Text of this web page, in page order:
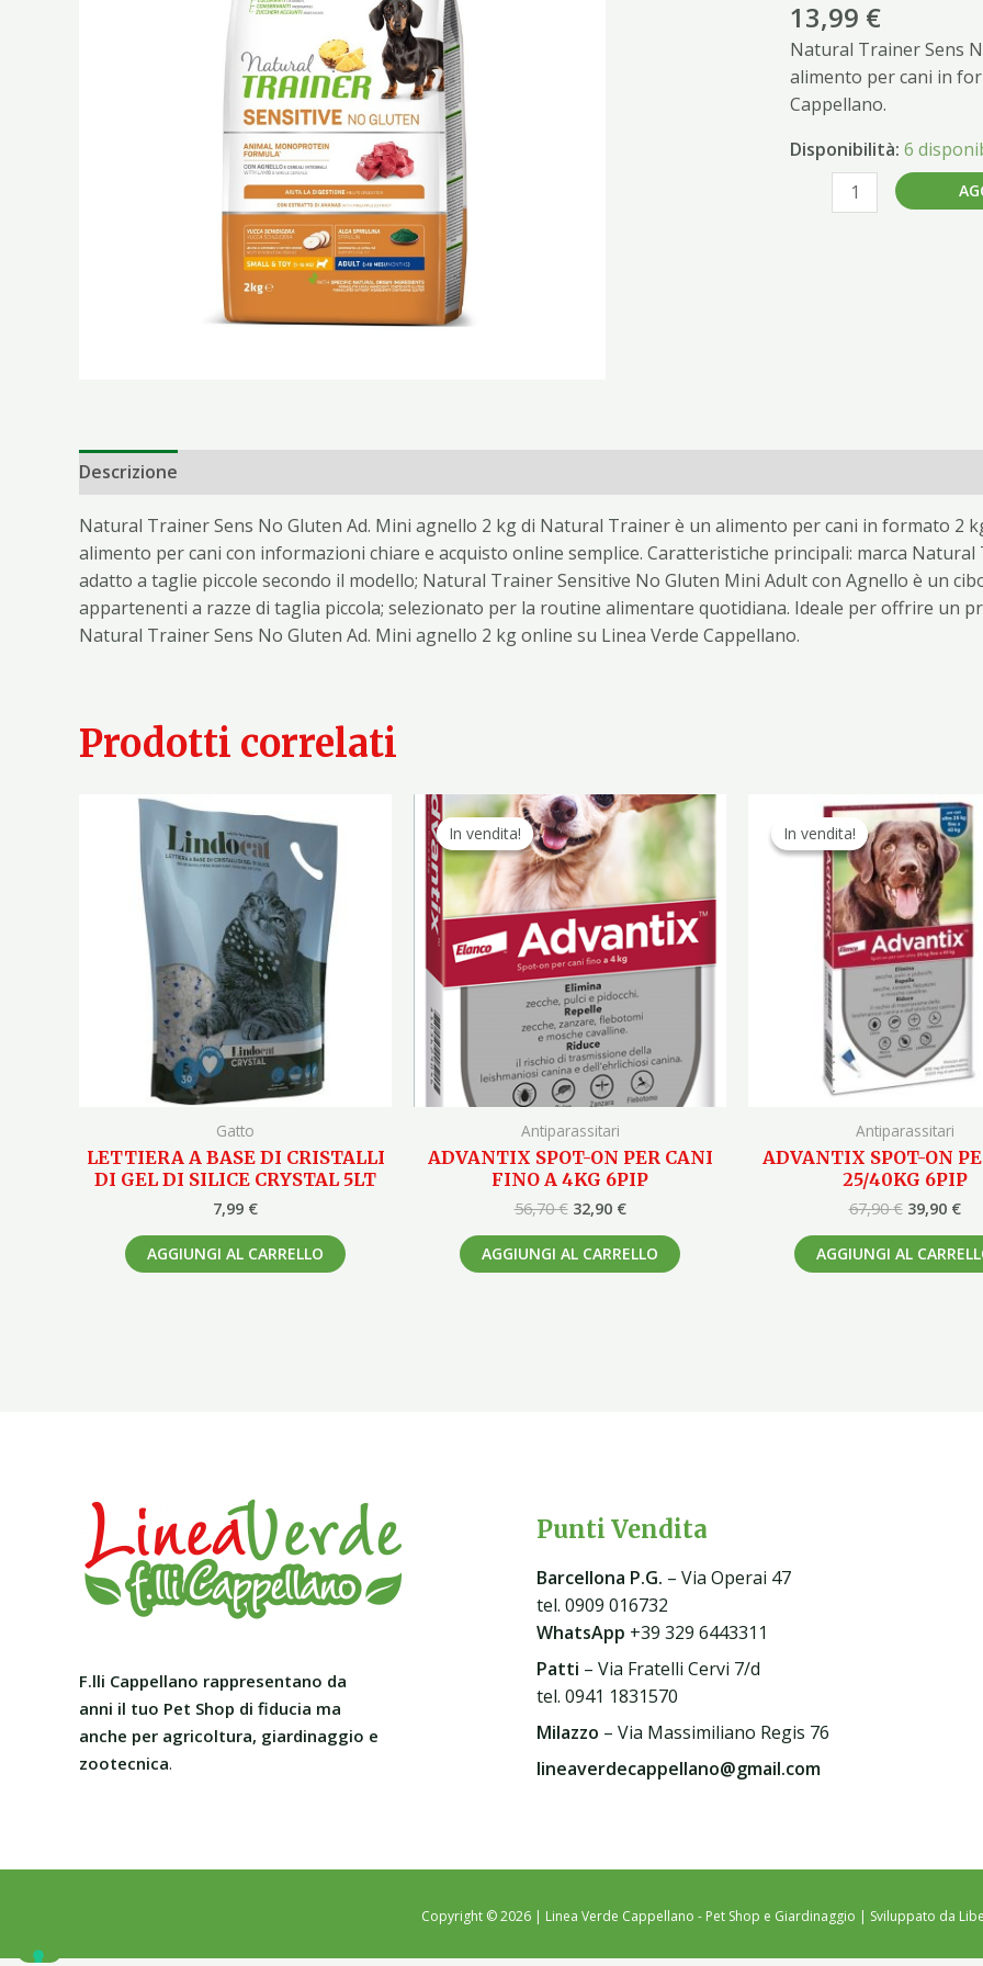
13,99 €
Natural Trainer Sens
alimento per cani in
Cappellano.
Disponibilità: 6
MINI
AGNELLO
2
KG
quantità
Descrizione
Natural Trainer Sens No Gluten Ad. Mini agnello 2 kg di Natural Trainer è un alimento per cani in formato 2
alimento per cani con informazioni chiare e acquisto online semplice. Caratteristiche principali: marca
adatto a taglie piccole secondo il modello; Natural Trainer Sensitive No Gluten Mini Adult con Agnello è un
appartenenti a razze di taglia piccola; selezionato per la routine alimentare quotidiana. Ideale per offrire un
Natural Trainer Sens No Gluten Ad. Mini agnello 2 kg online su Linea Verde Cappellano.
Prodotti correlati
Gatto
LETTIERA A BASE DI CRISTALLI
DI GEL DI SILICE CRYSTAL 5LT
7,99 €
AGGIUNGI AL CARRELLO
In vendita!
In vendita!
Antiparassitari
ADVANTIX SPOT-ON PER CANI
FINO A 4KG 6PIP
56,70€
Il
prezzo
originale
era:
56,70 €.
32,90 €
Il
prezzo
attuale
32,90 €.
AGGIUNGI AL CARRELLO
In vendita!
In vendita!
Antiparassitari
ADVANTIX SPOT-ON
25/40KG 6PIP
67,90€
Il
prezzo
originale
era:
67,90 €.
39,90 €
Il
è:
AGGIUNGI AL
F.lli Cappellano rappresentano da
anni il tuo Pet Shop di fiducia ma
anche per agricoltura, giardinaggio e
zootecnica.
Punti Vendita
Barcellona P.G. – Via Operai 47
tel. 0909 016732
WhatsApp +39 329 6443311
Patti – Via Fratelli Cervi 7/d
tel. 0941 1831570
Milazzo – Via Massimiliano Regis 76
lineaverdecappellano@gmail.com
Copyright © 2026 | Linea Verde Cappellano - Pet Shop e Giardinaggio | Sviluppato da